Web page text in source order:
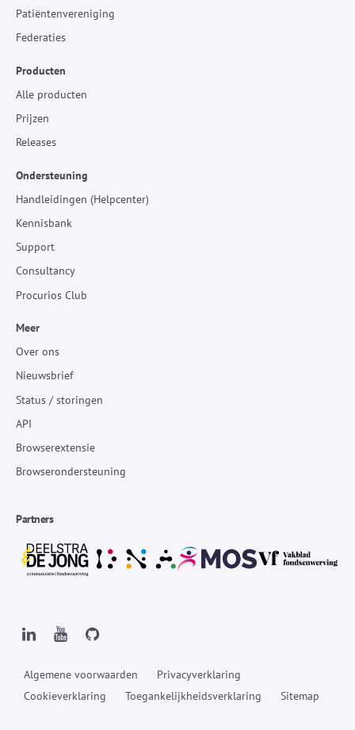
Patiëntenvereniging
Federaties
Producten
Alle producten
Prijzen
Releases
Ondersteuning
Handleidingen (Helpcenter)
Kennisbank
Support
Consultancy
Procurios Club
Meer
Over ons
Nieuwsbrief
Status / storingen
API
Browserextensie
Browserondersteuning
Partners
Algemene voorwaarden
Privacyverklaring
Cookieverklaring
Toegankelijkheidsverklaring Sitemap